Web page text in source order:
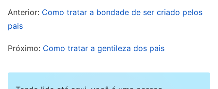
Xi compartilhou essa notícia com seu pai, mas,
e disse: “Como você espera que eu fique aqui só
Vê-lo tão emocionado fez com que Mu Xi ficasse
Anterior: Como tratar a bondade de ser criado pelos
pais
Próximo: Como tratar a gentileza dos pais